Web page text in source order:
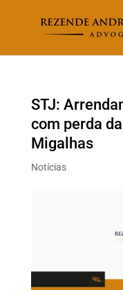
STJ:
com perda
Migalhas
Notícias